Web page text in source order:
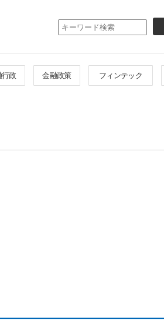
イ
ン
テ
ン
行政 金融政策 フィンテック